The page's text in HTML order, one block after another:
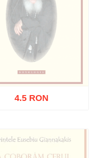
Stoc epuizat
4.5 RON